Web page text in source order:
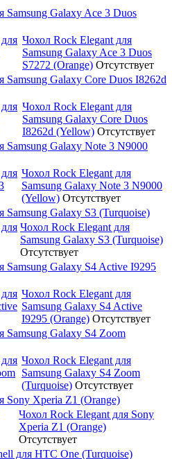
Samsung Galaxy Ace 3 Duos
Чохол Rock Elegant для
Samsung Galaxy Ace 3 Duos
S7272 (Orange) Отсутствует
Samsung Galaxy Core Duos I8262d
Чохол Rock Elegant для
Samsung Galaxy Core Duos
I8262d (Yellow) Отсутствует
Samsung Galaxy Note 3 N9000
Чохол Rock Elegant для
Samsung Galaxy Note 3 N9000
(Yellow) Отсутствует
Samsung Galaxy S3 (Turquoise)
Чохол Rock Elegant для
Samsung Galaxy S3 (Turquoise)
Отсутствует
Samsung Galaxy S4 Active I9295
Чохол Rock Elegant для
Samsung Galaxy S4 Active
I9295 (Orange) Отсутствует
Samsung Galaxy S4 Zoom
Чохол Rock Elegant для
Samsung Galaxy S4 Zoom
(Turquoise) Отсутствует
Sony Xperia Z1 (Orange)
Чохол Rock Elegant для Sony
Xperia Z1 (Orange)
Отсутствует
для HTC One (Turquoise)